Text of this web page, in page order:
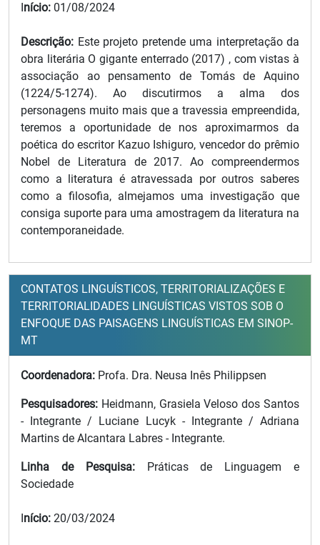
Início: 01/08/2024
Descrição: Este projeto pretende uma interpretação da
obra literária O gigante enterrado (2017) , com vistas à
associação ao pensamento de Tomás de Aquino
(1224/5-1274). Ao discutirmos a alma dos
personagens muito mais que a travessia empreendida,
teremos a oportunidade de nos aproximarmos da
poética do escritor Kazuo Ishiguro, vencedor do prêmio
Nobel de Literatura de 2017. Ao compreendermos
como a literatura é atravessada por outros saberes
como a filosofia, almejamos uma investigação que
consiga suporte para uma amostragem da literatura na
contemporaneidade.
CONTATOS LINGUÍSTICOS, TERRITORIALIZAÇÕES E
TERRITORIALIDADES LINGUÍSTICAS VISTOS SOB O
ENFOQUE DAS PAISAGENS LINGUÍSTICAS EM SINOP-
MT
Coordenadora: Profa. Dra. Neusa Inês Philippsen
Pesquisadores: Heidmann, Grasiela Veloso dos Santos
- Integrante / Luciane Lucyk - Integrante / Adriana
Martins de Alcantara Labres - Integrante.
Linha de Pesquisa: Práticas de Linguagem e
Sociedade
Início: 20/03/2024